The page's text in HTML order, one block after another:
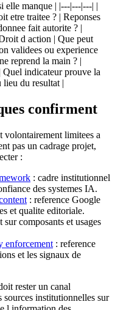
elle manque | |---|---|---| |
etre traitee ? | Reponses
fait autorite ? |
d action | Que peut
validees ou experience
reprend la main ? |
Quel indicateur prouve la
du resultat |
confirment
volontairement limitees a
pas un cadrage projet,
:
: cadre institutionnel
des systemes IA.
: reference Google
et qualite editoriale.
sur composants et usages
enforcement : reference
et les signaux de
rester un canal
sources institutionnelles sur